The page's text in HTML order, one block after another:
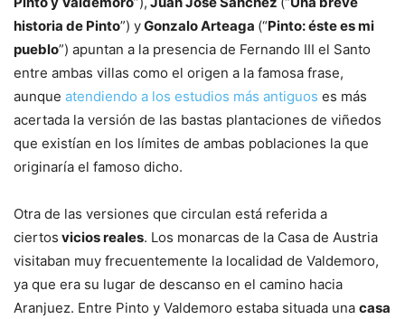
historia de Pinto”) yGonzalo Arteaga (“Pinto: éste es mi
pueblo”) apuntan a la presencia de Fernando III el Santo
entre ambas villas como el origen a la famosa frase,
aunque atendiendo a los estudios más antiguos es más
acertada la versión de las bastas plantaciones de viñedos
que existían en los límites de ambas poblaciones la que
originaría el famoso dicho.
Otra de las versiones que circulan está referida a
ciertos vicios reales. Los monarcas de la Casa de Austria
visitaban muy frecuentemente la localidad de Valdemoro,
ya que era su lugar de descanso en el camino hacia
Aranjuez. Entre Pinto y Valdemoro estaba situada una casa